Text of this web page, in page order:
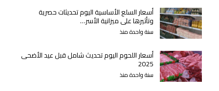
أسعار السلع الأساسية اليوم تحديثات حصرية
وتأثيرها على ميزانية الأسر…
سنة واحدة منذ
أسعار اللحوم اليوم تحديث شامل قبل عيد الأضحى
2025
سنة واحدة منذ